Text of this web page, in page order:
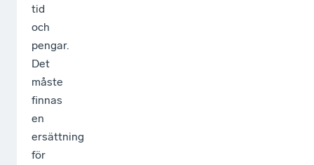
tid
och
pengar.
Det
måste
finnas
en
ersättning
för